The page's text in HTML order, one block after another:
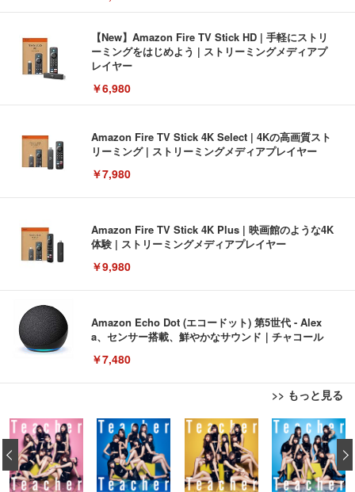
【New】Amazon Fire TV Stick HD | 手軽にストリ
ーミングをはじめよう | ストリーミングメディアプ
レイヤー
￥6,980
Amazon Fire TV Stick 4K Select | 4Kの高画質スト
リーミング | ストリーミングメディアプレイヤー
￥7,980
Amazon Fire TV Stick 4K Plus | 映画館のような4K
体験 | ストリーミングメディアプレイヤー
￥9,980
Amazon Echo Dot (エコードット) 第5世代 - Alex
a、センサー搭載、鮮やかなサウンド｜チャコール
￥7,480
>> もっと見る
[EdoErgo] オフィスチェア 椅子 テレワーク 疲れな
い 跳ね上げ式アームレスト コンパクト 約105度ロッ
キング pc 事務椅子 360度回転 座面昇降 強化ナイロ
ン樹脂ベース 通気性メッシュ 在宅ワーク H-WY01
(黒網+黒枠+黒足)
￥5,699
EIZO ビジネス向けプレミアムモニター | FlexScan
EV3240X-WT | 31.5型4K UHD・USB Type-C・ホワ
イト
￥105,595
Amazonベーシック ペットシーツ 薄型 レギュラー 1
回使い捨て 無香料 ホワイト 300枚
￥3,373
‹